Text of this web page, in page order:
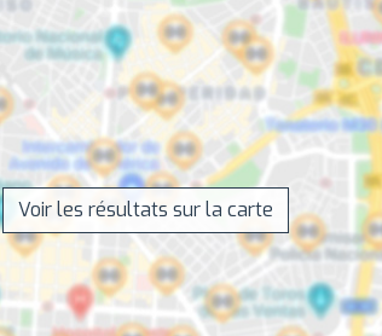
Voir les résultats sur la carte